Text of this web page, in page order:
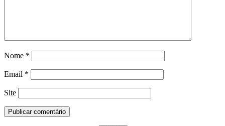
Nome *
Email *
Site